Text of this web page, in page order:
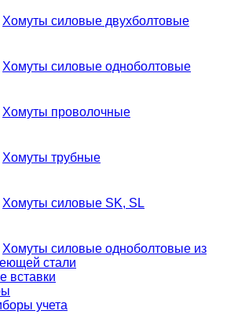
Хомуты силовые двухболтовые
Хомуты силовые одноболтовые
Хомуты проволочные
Хомуты трубные
Хомуты силовые SK, SL
Хомуты силовые одноболтовые из
стали
вставки
учета